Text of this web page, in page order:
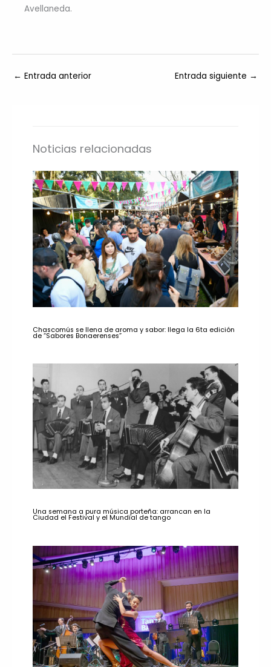
Avellaneda.
← Entrada anterior Entrada siguiente →
Noticias relacionadas
Chascomús se llena de aroma y sabor: llega la 6ta edición
de “Sabores Bonaerenses”
Una semana a pura música porteña: arrancan en la
Ciudad el Festival y el Mundial de tango